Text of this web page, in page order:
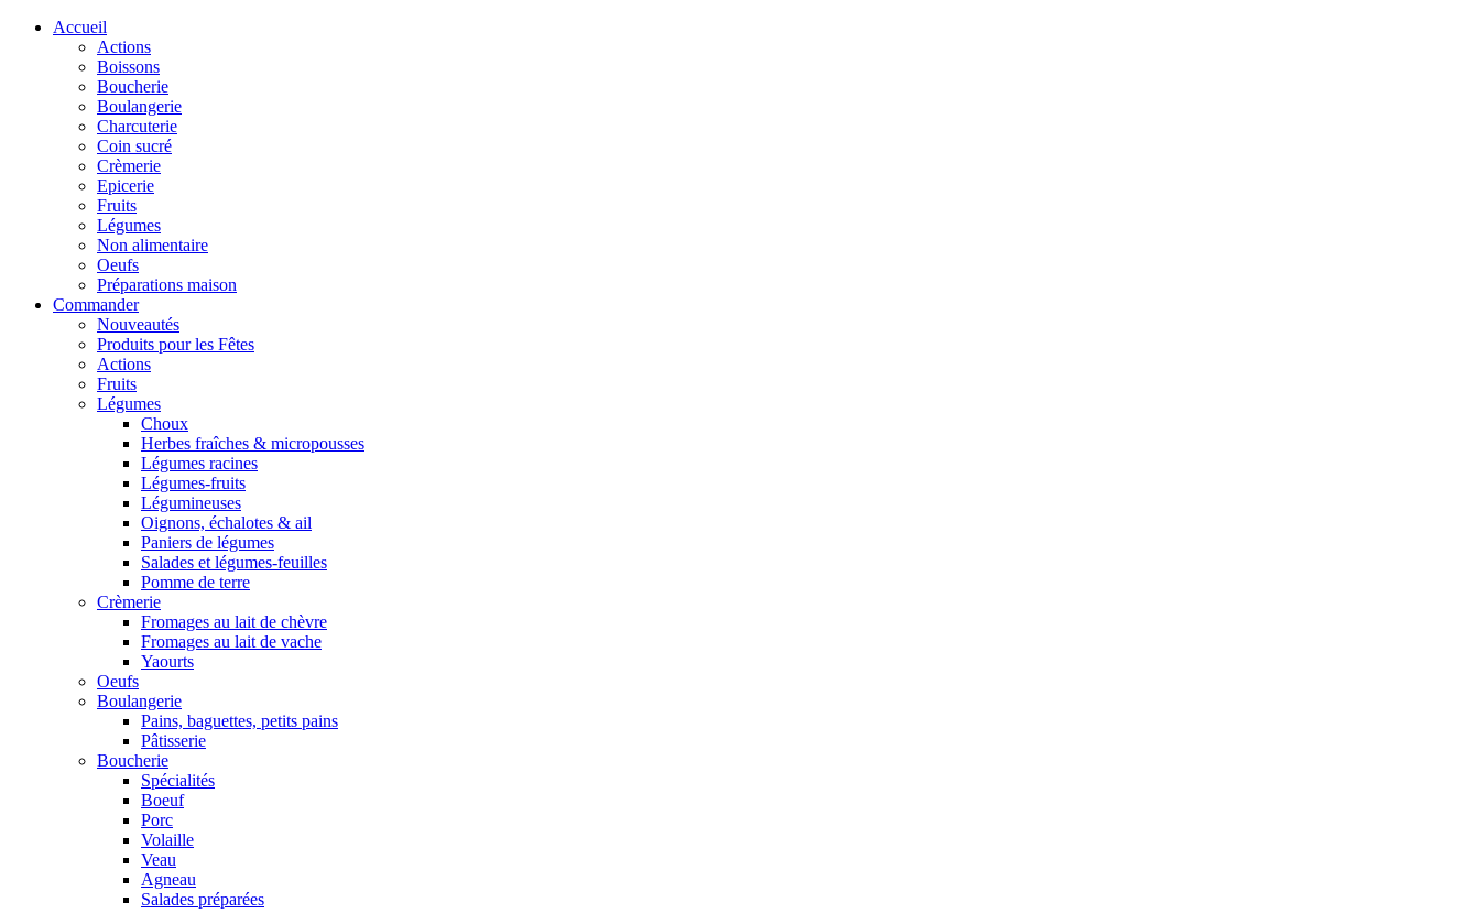
Accueil
Actions
Boissons
Boucherie
Boulangerie
Charcuterie
Coin sucré
Crèmerie
Epicerie
Fruits
Légumes
Non alimentaire
Oeufs
Préparations maison
Commander
Nouveautés
Produits pour les Fêtes
Actions
Fruits
Légumes
Choux
Herbes fraîches & micropousses
Légumes racines
Légumes-fruits
Légumineuses
Oignons, échalotes & ail
Paniers de légumes
Salades et légumes-feuilles
Pomme de terre
Crèmerie
Fromages au lait de chèvre
Fromages au lait de vache
Yaourts
Oeufs
Boulangerie
Pains, baguettes, petits pains
Pâtisserie
Boucherie
Spécialités
Boeuf
Porc
Volaille
Veau
Agneau
Salades préparées